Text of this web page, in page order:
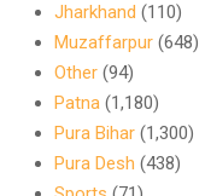
Jharkhand (110)
Muzaffarpur (648)
Other (94)
Patna (1,180)
Pura Bihar (1,300)
Pura Desh (438)